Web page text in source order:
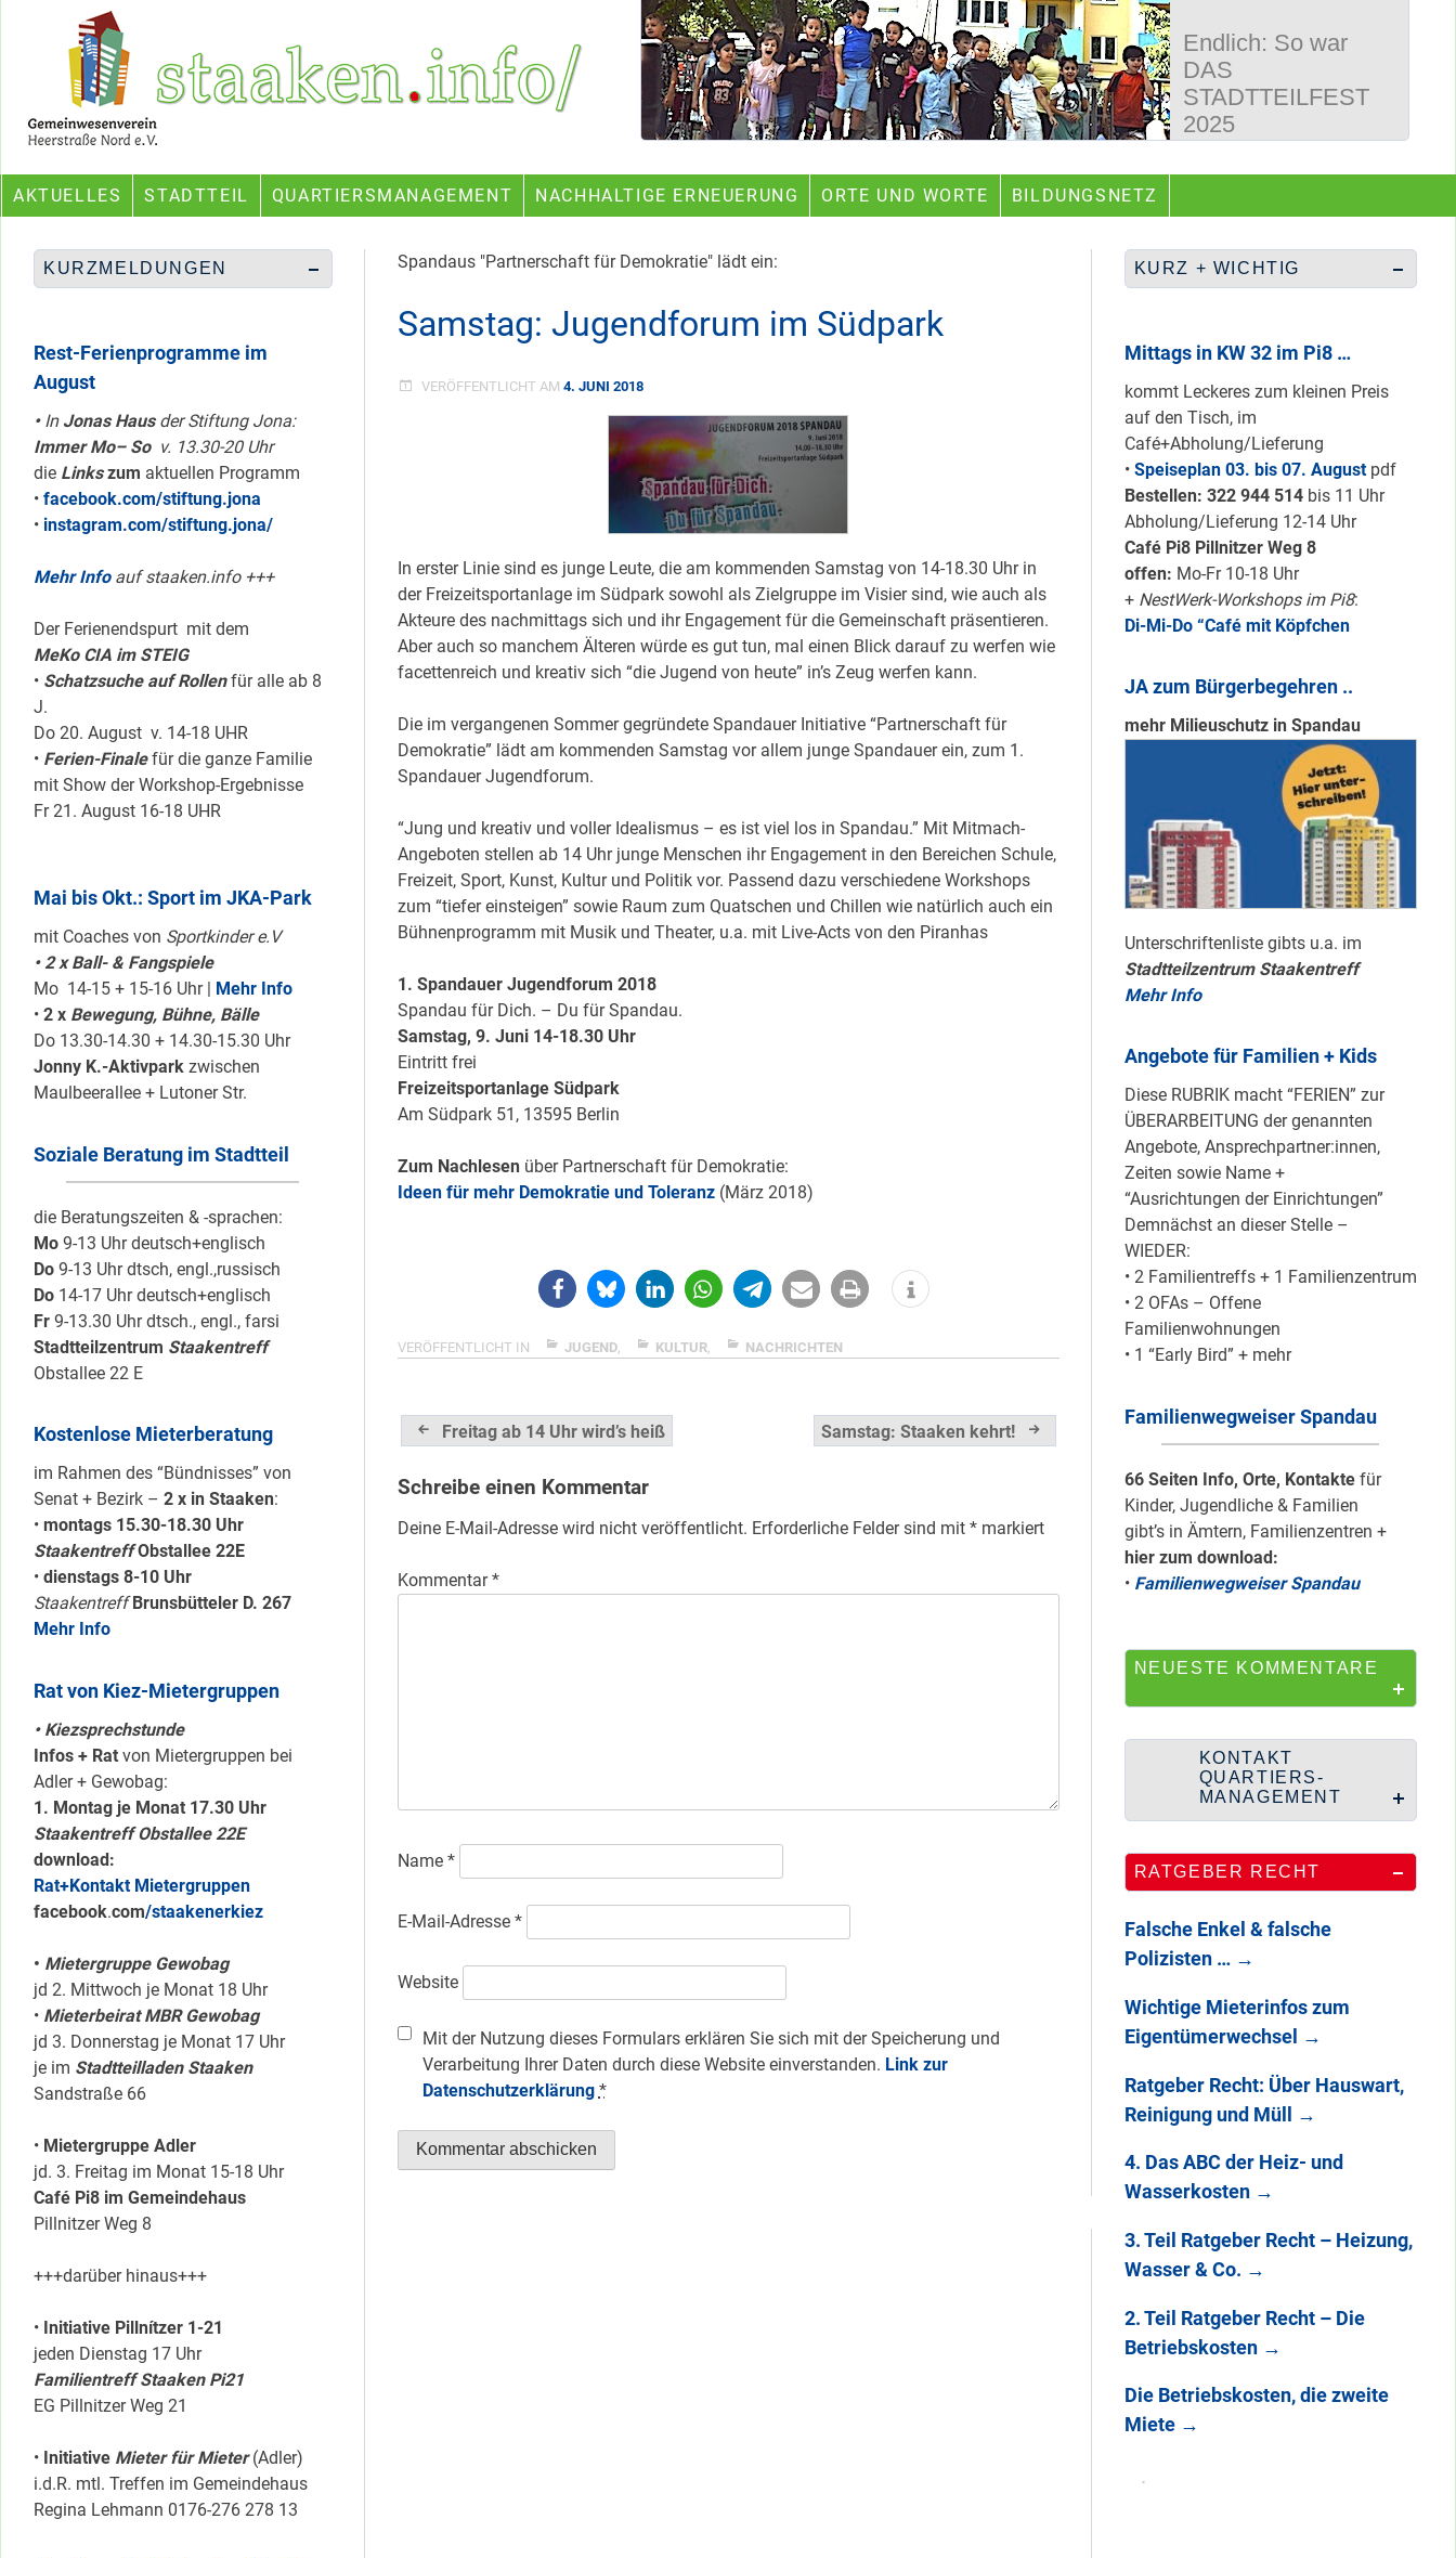
Ein Projekt des Gemeinwesenvereins Heerstraße Nord
AKTUELLES STADTTEIL QUARTIERSMANAGEMENT NACHHALTIGE ERNEUERUNG ORTE UND WORTE BILDUNGSNETZ
Spandaus "Partnerschaft für Demokratie" lädt ein:
Samstag: Jugendforum im Südpark
VERÖFFENTLICHT AM 4. JUNI 2018
In erster Linie sind es junge Leute, die am kommenden Samstag von 14-18.30 Uhr in
der Freizeitsportanlage im Südpark sowohl als Zielgruppe im Visier sind, wie auch als
Akteure des nachmittags sich und ihr Engagement für die Gemeinschaft präsentieren.
Aber auch so manchem Älteren würde es gut tun, mal einen Blick darauf zu werfen wie
facettenreich und kreativ sich “die Jugend von heute” in’s Zeug werfen kann.
Die im vergangenen Sommer gegründete Spandauer Initiative “Partnerschaft für
Demokratie” lädt am kommenden Samstag vor allem junge Spandauer ein, zum 1.
Spandauer Jugendforum.
“Jung und kreativ und voller Idealismus – es ist viel los in Spandau.” Mit Mitmach-
Angeboten stellen ab 14 Uhr junge Menschen ihr Engagement in den Bereichen Schule,
Freizeit, Sport, Kunst, Kultur und Politik vor. Passend dazu verschiedene Workshops
zum “tiefer einsteigen” sowie Raum zum Quatschen und Chillen wie natürlich auch ein
Bühnenprogramm mit Musik und Theater, u.a. mit Live-Acts von den Piranhas
1. Spandauer Jugendforum 2018
Spandau für Dich. – Du für Spandau.
Samstag, 9. Juni 14-18.30 Uhr
Eintritt frei
Freizeitsportanlage Südpark
Am Südpark 51, 13595 Berlin
Zum Nachlesen über Partnerschaft für Demokratie:
Ideen für mehr Demokratie und Toleranz (März 2018)
VERÖFFENTLICHT IN JUGEND, KULTUR, NACHRICHTEN
Beitragsnavigation
Freitag ab 14 Uhr wird’s heiß Samstag: Staaken kehrt!
Schreibe einen Kommentar
Deine E-Mail-Adresse wird nicht veröffentlicht. Erforderliche Felder sind mit *markiert
Kommentar*
Name *
E-Mail-Adresse *
Website
Mit der Nutzung dieses Formulars erklären Sie sich mit der Speicherung und
Verarbeitung Ihrer Daten durch diese Website einverstanden. Link zur
Datenschutzerklärung *
KURZMELDUNGEN
Rest-Ferienprogramme im
August
•InJonas Hausder Stiftung Jona:
Immer Mo– So v. 13.30-20 Uhr
die Linkszum aktuellen Programm
• facebook.com/stiftung.jona
• instagram.com/stiftung.jona/
Mehr Infoauf staaken.info +++
Der Ferienendspurt mit dem
MeKo CIA im STEIG
• Schatzsuche auf Rollenfür alle ab 8
J.
Do 20. August v. 14-18 UHR
• Ferien-Finalefür die ganze Familie
mit Show der Workshop-Ergebnisse
Fr 21. August 16-18 UHR
Mai bis Okt.: Sport im JKA-Park
mit Coaches von Sportkinder e.V
• 2 x Ball- & Fangspiele
Mo 14-15 + 15-16 Uhr |
Mehr Info
• 2 x Bewegung, Bühne, Bälle
Do 13.30-14.30 + 14.30-15.30 Uhr
Jonny K.-Aktivpark zwischen
Maulbeerallee + Lutoner Str.
Soziale Beratung im Stadtteil
die Beratungszeiten & -sprachen:
Mo 9-13 Uhr deutsch+englisch
Do 9-13 Uhr dtsch, engl.,russisch
Do 14-17 Uhr deutsch+englisch
Fr 9-13.30 Uhr dtsch., engl., farsi
Stadtteilzentrum Staakentreff
Obstallee 22 E
Kostenlose Mieterberatung
im Rahmen des “Bündnisses” von
Senat + Bezirk – 2 x in Staaken:
• montags 15.30-18.30 Uhr
Staakentreff Obstallee 22E
• dienstags 8-10 Uhr
Staakentreff Brunsbütteler D. 267
Mehr Info
Rat von Kiez-Mietergruppen
• Kiezsprechstunde
Infos + Rat von Mietergruppen bei
Adler + Gewobag:
1. Montag je Monat 17.30 Uhr
Staakentreff Obstallee 22E
download:
Rat+Kontakt Mietergruppen
facebook.com/staakenerkiez
• Mietergruppe Gewobag
jd 2. Mittwoch je Monat 18 Uhr
• Mieterbeirat MBR Gewobag
jd 3. Donnerstag je Monat 17 Uhr
je im Stadtteilladen Staaken
Sandstraße 66
• Mietergruppe Adler
jd. 3. Freitag im Monat 15-18 Uhr
Café Pi8 im Gemeindehaus
Pillnitzer Weg 8
+++darüber hinaus+++
• Initiative Pillnítzer 1-21
jeden Dienstag 17 Uhr
Familientreff Staaken Pi21
EG Pillnitzer Weg 21
• Initiative Mieter für Mieter(Adler)
i.d.R. mtl. Treffen im Gemeindehaus
Regina Lehmann 0176-276 278 13
KURZ + WICHTIG
Mittags in KW 32 im Pi8 …
kommt Leckeres zum kleinen Preis
auf den Tisch, im
Café+Abholung/Lieferung
• Speiseplan 03. bis 07. August pdf
Bestellen: 322 944 514bis 11 Uhr
Abholung/Lieferung 12-14 Uhr
Café Pi8 Pillnitzer Weg 8
offen: Mo-Fr 10-18 Uhr
+ NestWerk-Workshops im Pi8:
Di-Mi-Do “Café mit Köpfchen
JA zum Bürgerbegehren ..
mehr Milieuschutz in Spandau
Unterschriftenliste gibts u.a. im
Stadtteilzentrum Staakentreff
Mehr Info
Angebote für Familien + Kids
Diese RUBRIK macht “FERIEN” zur
ÜBERARBEITUNG der genannten
Angebote, Ansprechpartner:innen,
Zeiten sowie Name +
“Ausrichtungen der Einrichtungen”
Demnächst an dieser Stelle –
WIEDER:
• 2 Familientreffs + 1 Familienzentrum
• 2 OFAs – Offene
Familienwohnungen
• 1 “Early Bird” + mehr
Familienwegweiser Spandau
66 Seiten Info, Orte, Kontakte für
Kinder, Jugendliche & Familien
gibt’s in Ämtern, Familienzentren +
hier zum download:
• Familienwegweiser Spandau
NEUESTE KOMMENTARE
KONTAKT
QUARTIERS-
MANAGEMENT
RATGEBER RECHT
Falsche Enkel & falsche
Polizisten … →
Wichtige Mieterinfos zum
Eigentümerwechsel →
Ratgeber Recht: Über Hauswart,
Reinigung und Müll →
4. Das ABC der Heiz- und
Wasserkosten →
3. Teil Ratgeber Recht – Heizung,
Wasser & Co. →
2. Teil Ratgeber Recht – Die
Betriebskosten →
Die Betriebskosten, die zweite
Miete →
Endlich: So war
DAS
STADTTEILFEST
2025
Wegbereiter &
geht & sich
ABSCHAFFEN!
Nur grüne & gelbe
Karten für den
neuen Quartiersrat
2023-25 …
Ein echtes “PLUS”
für Heerstraße
Staaken: Immer
schön sauber
Neuer Look für’s
“Redemobil” im
Kiez unterwegs …
Lokale Register-
Anlaufstelle in
Staaken
Silber für
Bildungsnetz
ist Mein Viertel!
errichtet
Wie Staaken zu
zwei Hahnebergen
kam
100 Jahre
Heerstraße